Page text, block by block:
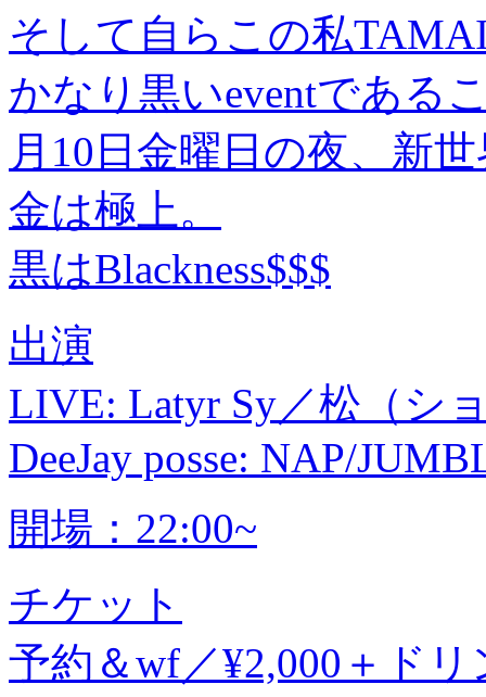
そして自らこの私
かなり黒いeventである
月10日金曜日の夜、新
金は極上。
黒はBlackness$$$
出演
LIVE: Latyr Sy／松（シ
DeeJay posse: NAP/
開場：22:00~
チケット
予約＆wf／¥2,000＋ドリ